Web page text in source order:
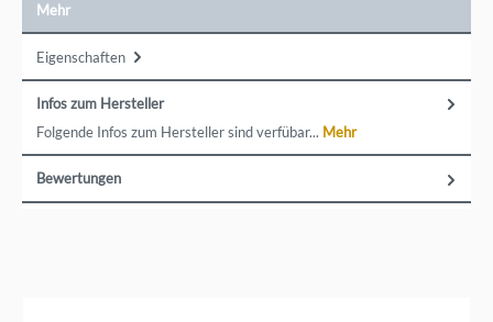
Mehr
Eigenschaften
Infos zum Hersteller
Folgende Infos zum Hersteller sind verfübar... Mehr
Bewertungen